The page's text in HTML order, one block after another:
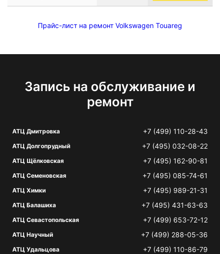
Прайс-лист на ремонт Volkswagen Touareg
Запись на обслуживание и
ремонт
АТЦ Дмитровка +7 (499) 110-28-43
АТЦ Долгопрудный +7 (495) 032-08-22
АТЦ Щёлковская +7 (495) 162-90-81
АТЦ Семеновская +7 (495) 085-74-61
АТЦ Химки +7 (495) 989-21-31
АТЦ Балашиха +7 (495) 431-63-63
АТЦ Севастопольская +7 (499) 653-72-12
АТЦ Научный +7 (499) 288-05-36
АТЦ Удальцова +7 (499) 110-86-79